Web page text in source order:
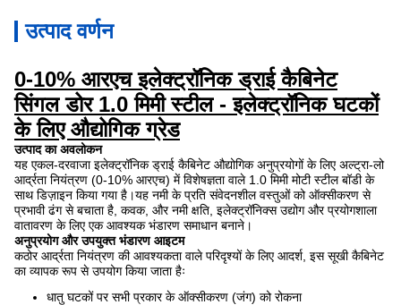
उत्पाद वर्णन
0-10% आरएच इलेक्ट्रॉनिक ड्राई कैबिनेट
सिंगल डोर 1.0 मिमी स्टील - इलेक्ट्रॉनिक घटकों
के लिए औद्योगिक ग्रेड
उत्पाद का अवलोकन
यह एकल-दरवाजा इलेक्ट्रॉनिक ड्राई कैबिनेट औद्योगिक अनुप्रयोगों के लिए अल्ट्रा-लो
आर्द्रता नियंत्रण (0-10% आरएच) में विशेषज्ञता वाले 1.0 मिमी मोटी स्टील बॉडी के
साथ डिज़ाइन किया गया है।यह नमी के प्रति संवेदनशील वस्तुओं को ऑक्सीकरण से
प्रभावी ढंग से बचाता है, कवक, और नमी क्षति, इलेक्ट्रॉनिक्स उद्योग और प्रयोगशाला
वातावरण के लिए एक आवश्यक भंडारण समाधान बनाने।
अनुप्रयोग और उपयुक्त भंडारण आइटम
कठोर आर्द्रता नियंत्रण की आवश्यकता वाले परिदृश्यों के लिए आदर्श, इस सूखी कैबिनेट
का व्यापक रूप से उपयोग किया जाता हैः
धातु घटकों पर सभी प्रकार के ऑक्सीकरण (जंग) को रोकना